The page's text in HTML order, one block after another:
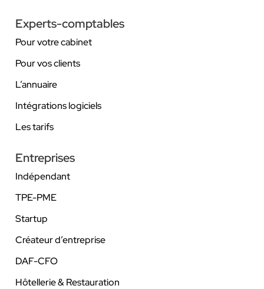
Experts-comptables
Pour votre cabinet
Pour vos clients
L’annuaire
Intégrations logiciels
Les tarifs
Entreprises
Indépendant
TPE-PME
Startup
Créateur d’entreprise
DAF-CFO
Hôtellerie & Restauration